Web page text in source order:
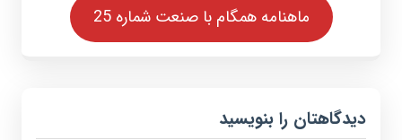
ماهنامه همگام با صنعت شماره 25
دیدگاهتان را بنویسید